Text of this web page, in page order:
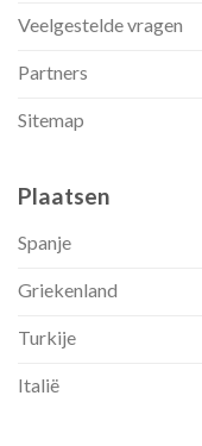
Veelgestelde vragen
Partners
Sitemap
Plaatsen
Spanje
Griekenland
Turkije
Italië